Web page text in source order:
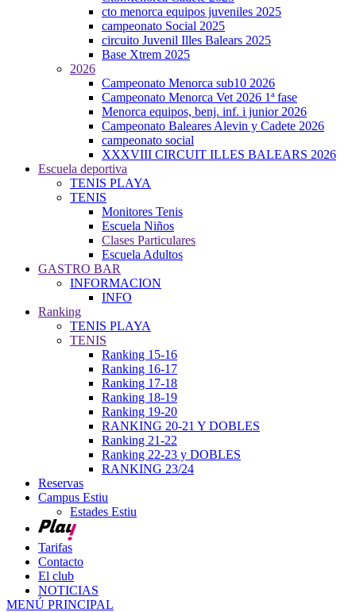
cto menorca equipos juveniles 2025
campeonato Social 2025
circuito Juvenil Illes Balears 2025
Base Xtrem 2025
2026
Campeonato Menorca sub10 2026
Campeonato Menorca Vet 2026 1ª fase
Menorca equipos, benj. inf. i junior 2026
Campeonato Baleares Alevin y Cadete 2026
campeonato social
XXXVIII CIRCUIT ILLES BALEARS 2026
Escuela deportiva
TENIS PLAYA
TENIS
Monitores Tenis
Escuela Niños
Clases Particulares
Escuela Adultos
GASTRO BAR
INFORMACION
INFO
Ranking
TENIS PLAYA
TENIS
Ranking 15-16
Ranking 16-17
Ranking 17-18
Ranking 18-19
Ranking 19-20
RANKING 20-21 Y DOBLES
Ranking 21-22
Ranking 22-23 y DOBLES
RANKING 23/24
Reservas
Campus Estiu
Estades Estiu
Tarifas
Contacto
El club
NOTICIAS
MENÚ PRINCIPAL